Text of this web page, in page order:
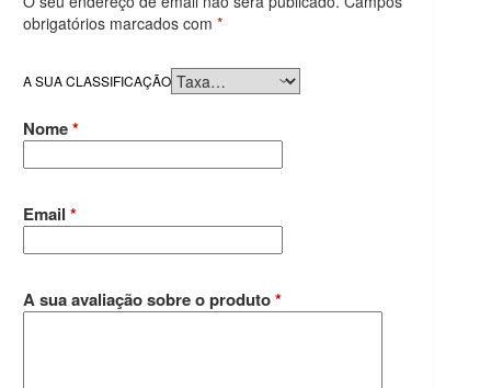
obrigatórios marcados com *
A SUA CLASSIFICAÇÃO
Nome*
Email *
A sua avaliação sobre o produto*